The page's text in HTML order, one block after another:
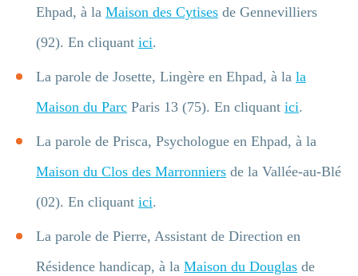
Ehpad, à la Maison des Cytises de Gennevilliers
(92). En cliquant ici.
La parole de Josette, Lingère en Ehpad, à la la
Maison du Parc Paris 13 (75). En cliquant ici.
La parole de Prisca, Psychologue en Ehpad, à la
Maison du Clos des Marronniers de la Vallée-au-Blé
(02). En cliquant ici.
La parole de Pierre, Assistant de Direction en
Résidence handicap, à la Maison du Douglas de